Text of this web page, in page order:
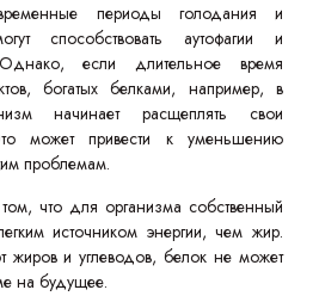
периоды голодания и
способствовать аутофагии и
если длительное время
богатых белками, например, в
начинает расщеплять свои
может привести к уменьшению
проблемам.
что для организма собственный
источником энергии, чем жир.
жиров и углеводов, белок не может
на будущее.